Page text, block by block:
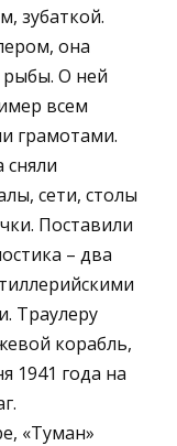
зубаткой.
она
О ней
всем
грамотами.
сети, столы
Поставили
– два
Траулеру
корабль,
1941 года на
«Туман»